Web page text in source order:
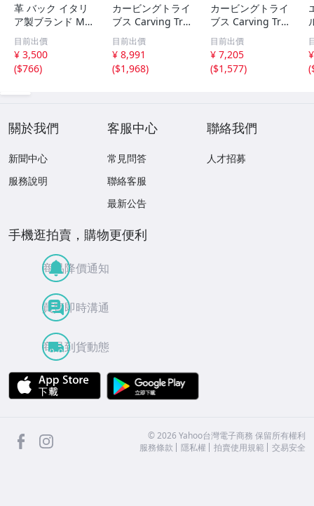
革 バック イタリ
ア製ブランド Mo
daprincipe（モ
ーダプリンチペ）
ヴィンテージ ビ
ジネスバッグ レ
目前出價
¥ 3,500
($766)
カービングトライ
ブス Carving Tri
bes ショルダーバ
ッグ - レザー ブ
ラウン チェーン
ショルダー/スト
目前出價
¥ 8,991
($1,968)
カービングトライ
ブス Carving Tri
bes ショルダーバ
ッグ - レザー ダ
ークブラウン チ
ェーンショルダー
目前出價
¥ 7,205
($1,577)
(
關於我們
新聞中心
服務說明
客服中心
常見問答
聯絡客服
最新公告
聯絡我們
人才招募
手機逛拍賣，購物更便利
商品降價通知
買賣即時溝通
商品到貨動態
APP Store
facebook ©2026 Yahoo台灣電子商務 保留所有權利
服務條款
隱私權 拍賣使用規範 交易安全